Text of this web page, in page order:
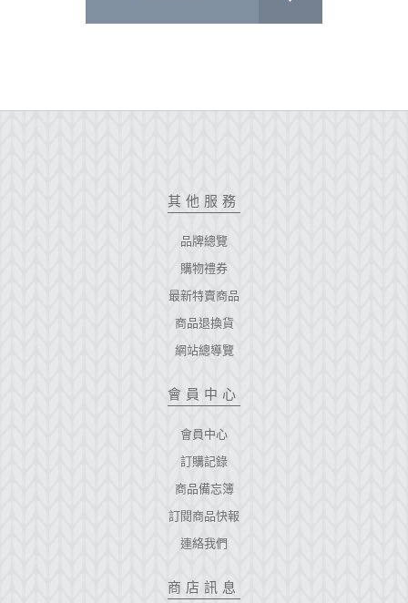
其他服務
品牌總覽
購物禮券
最新特賣商品
商品退換貨
網站總導覽
會員中心
會員中心
訂購記錄
商品備忘簿
訂閱商品快報
連絡我們
商店訊息